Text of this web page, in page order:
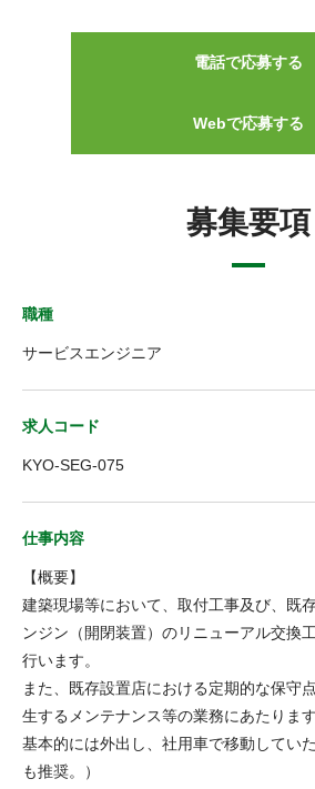
電話で応募する
Webで応募する
募集要項
職種
サービスエンジニア
求人コード
KYO-SEG-075
仕事内容
【概要】
建築現場等において、取付工事及び、既
ンジン（開閉装置）のリニューアル交換
行います。
また、既存設置店における定期的な保守
生するメンテナンス等の業務にあたります
基本的には外出し、社用車で移動してい
も推奨。）